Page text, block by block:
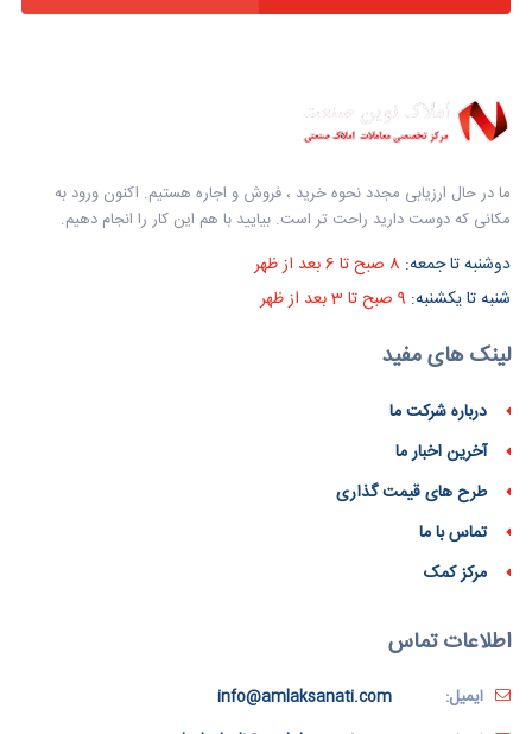
ما در حال ارزیابی مجدد نحوه خرید ، فروش و اجاره هستیم. اکنون ورود به
مکانی که دوست دارید راحت تر است. بیایید با هم این کار را انجام دهیم.
دوشنبه تا جمعه:
شنبه تا یکشنبه:
لینک های مفید
درباره شرکت ما
آخرین اخبار ما
طرح های قیمت گذاری
تماس با ما
مرکز کمک
اطلاعات تماس
ایمیل:
info@amlaksanati.com